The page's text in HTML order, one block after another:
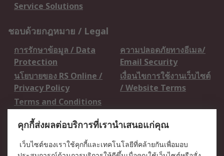
Service Solutions
ชอบด้วยกฎหมาย / Legal
การรักษาข้อมูล / Data
Protection
ความปลอดภัยทางอีเมล/
Email Security
นโยบายของ RS Online /
Privacy Policy
เงื่อนไขการใช้งานเว็บไซต์
/ Website Terms
Terms and Conditions
เกี่ยวกับ RS / About RS
คุกกี้ส่งผลต่อบริการที่เรานำเสนอแก่คุณ
เว็บไซต์ของเราใช้คุกกี้และเทคโนโลยีที่คล้ายกันเพื่อมอบ